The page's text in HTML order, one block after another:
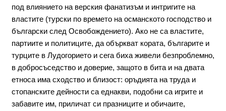
под влиянието на верския фанатизъм и интригите на
властите (турски по времето на османското господство и
български след Освобождението). Ако не са властите,
партиите и политиците, да объркват кората, българите и
турците в Лудогорието и сега биха живели безпроблемно,
в добросъседство и доверие, защото в бита и на двата
етноса има сходство и близост: оръдията на труда и
стопанските дейности са еднакви, подобни са игрите и
забавите им, приличат си празниците и обичаите,